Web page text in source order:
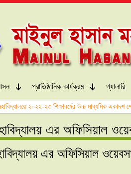
প্রাতিষ্ঠানিক কার্যক্রম গ্যালারি
২০২২-২৩ শিক্ষাবর্ষের উচ্চ মাধ্যমিক
এর অফিসিয়াল
এর অফিসিয়াল